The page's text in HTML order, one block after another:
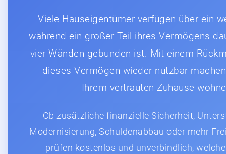
Viele Hauseigentümer verfügen über ein
während ein großer Teil ihres Vermögens
vier Wänden gebunden ist. Mit einem
dieses Vermögen wieder nutzbar
Ihrem vertrauten Zuhause
Ob zusätzliche finanzielle Sicherheit,
Modernisierung, Schuldenabbau oder mehr
prüfen kostenlos und unverbindlich,